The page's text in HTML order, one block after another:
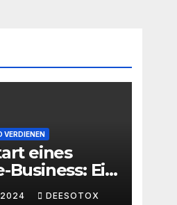
VERDIENEN
eines
Business: Ein
DEESOTOX